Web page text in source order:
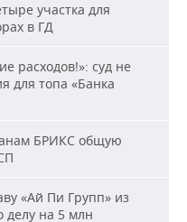
участка для
в ГД
расходов!»: суд не
для топа «Банка
БРИКС общую
«Ай Пи Групп» из
на 5 млн